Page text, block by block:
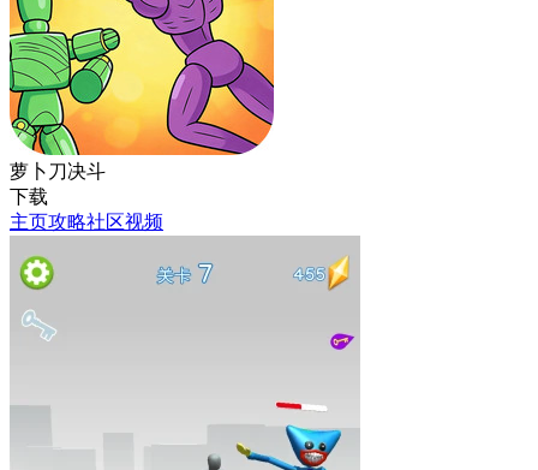
萝卜刀决斗
下载
主页攻略社区视频